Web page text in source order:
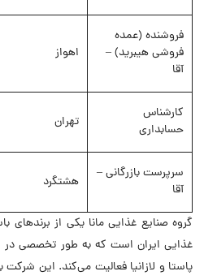
فروشنده (عمده
فروشی هیبرید) –
آقا
اهواز
کارشناس
حسابداری
تهران
سرپرست بازرگانی –
آقا
هشتگرد
گروه صنایع غذایی مانا یکی از
غذایی ایران است که به طور تخصصی در
پاستا و لازانیا فعالیت می‌کند. این